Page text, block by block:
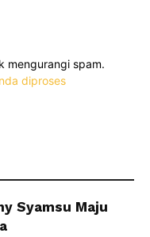
mengurangi spam.
diproses
Syamsu Maju